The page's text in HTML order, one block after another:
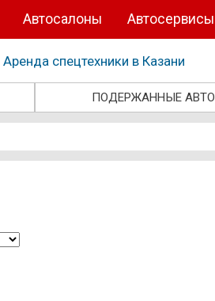
Автосервисы
Автосалоны
Аренда спецтехники в Казани
ПОДЕРЖАННЫЕ АВТО